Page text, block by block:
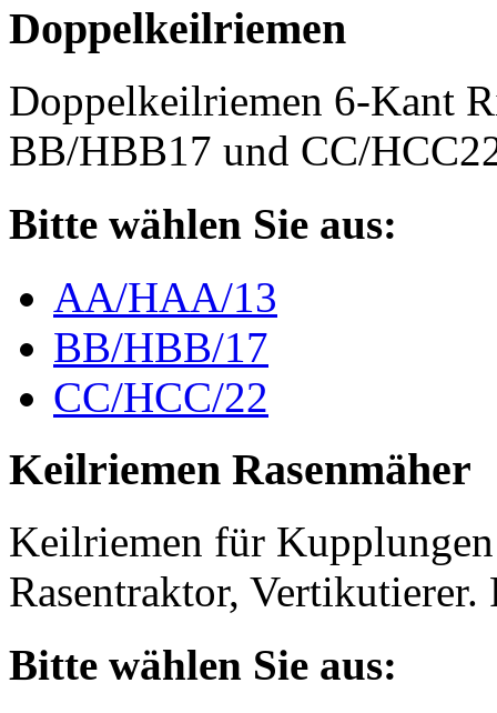
Doppelkeilriemen
Doppelkeilriemen 6-Kant
BB/HBB17 und CC/
Bitte wählen Sie aus:
AA/HAA/13
BB/HBB/17
CC/HCC/22
Keilriemen Rasenmäher
Keilriemen für Kupplungen
Rasentraktor,
Bitte wählen Sie aus: